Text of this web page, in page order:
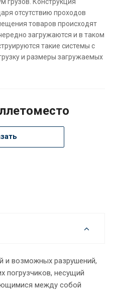
отсутствию проходов
товаров происходят
загружаются и в таком
такие системы с
и размеры загружаемых
и возможных разрушений,
погрузчиков, несущий
между собой